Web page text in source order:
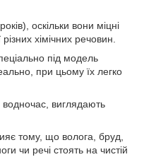
оскільки вони міцні
різних хімічних речовин.
під модель
при цьому їх легко
виглядають
тому, що волога, бруд,
чи речі стоять на чистій